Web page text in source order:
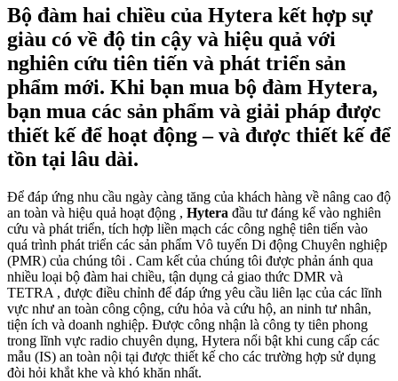
Bộ đàm hai chiều của Hytera kết hợp sự
giàu có về độ tin cậy và hiệu quả với
nghiên cứu tiên tiến và phát triển sản
phẩm mới. Khi bạn mua bộ đàm Hytera,
bạn mua các sản phẩm và giải pháp được
thiết kế để hoạt động – và được thiết kế để
tồn tại lâu dài.
Để đáp ứng nhu cầu ngày càng tăng của khách hàng về nâng cao độ
an toàn và hiệu quả hoạt động , Hytera đầu tư đáng kể vào nghiên
cứu và phát triển, tích hợp liền mạch các công nghệ tiên tiến vào
quá trình phát triển các sản phẩm Vô tuyến Di động Chuyên nghiệp
(PMR) của chúng tôi . Cam kết của chúng tôi được phản ánh qua
nhiều loại bộ đàm hai chiều, tận dụng cả giao thức DMR và
TETRA , được điều chỉnh để đáp ứng yêu cầu liên lạc của các lĩnh
vực như an toàn công cộng, cứu hỏa và cứu hộ, an ninh tư nhân,
tiện ích và doanh nghiệp. Được công nhận là công ty tiên phong
trong lĩnh vực radio chuyên dụng, Hytera nổi bật khi cung cấp các
mẫu (IS) an toàn nội tại được thiết kế cho các trường hợp sử dụng
đòi hỏi khắt khe và khó khăn nhất.